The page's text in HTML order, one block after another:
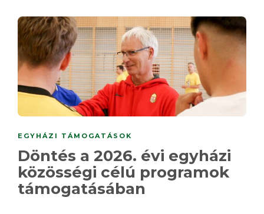
EGYHÁZI TÁMOGATÁSOK
Döntés a 2026. évi egyházi
közösségi célú programok
támogatásában